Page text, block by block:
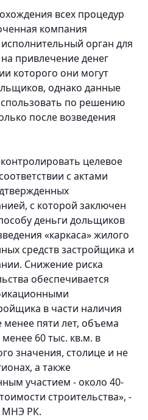
всех процедур
компания
орган для
привлечение денег
которого они могут
однако данные
по решению
после возведения
целевое
с актами
с которой заключен
деньги дольщиков
«каркаса» жилого
средств застройщика и
Снижение риска
обеспечивается
в части наличия
менее пяти лет, объема
60 тыс. кв.м. в
значения, столице и не
а также
участием - около 40-
строительства», -
МНЭ РК.